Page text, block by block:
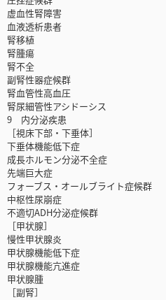
虚血性腎障害
血液透析患者
腎移植
腎腫瘍
腎不全
副腎性器症候群
腎血管性高血圧
腎尿細管性アシドーシス
9 内分泌疾患
［視床下部・下垂体］
下垂体機能低下症
成長ホルモン分泌不全症
先端巨大症
フォーブス・オールブライト症候群
中枢性尿崩症
不適切ADH分泌症候群
［甲状腺］
慢性甲状腺炎
甲状腺機能低下症
甲状腺機能亢進症
甲状腺腫
［副腎］